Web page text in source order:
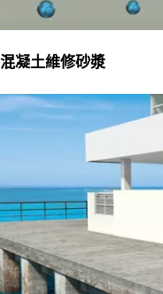
混凝土維修砂漿